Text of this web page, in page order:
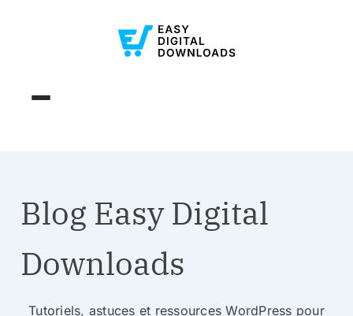
Blog Easy Digital
Downloads
Tutoriels, astuces et ressources WordPress pour